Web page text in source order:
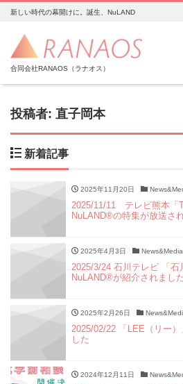
新しい時代の幕開けに。誕生、NuLAND
合同会社RANAOS（ラナオス）
投稿者: 直子岡本
新着記事
2025年11月20日
2025/11/11 テレビ熊本「
NuLAND®の特集が放送さ
2025年4月3日 News&Media
2025/3/24 石川テレビ 「
NuLAND®︎が紹介されました
2025年2月26日
2025/02/22 「LEE（リー
した
2024年12月11日